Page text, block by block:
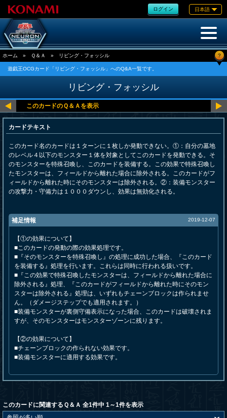
ログイン 日本語
ホーム » Ｑ＆Ａ » リビング・フォッシル ?
遊戯王OCGカード「リビング・フォッシル」へのQ&A一覧です。
リビング・フォッシル
カードテキスト
このカード名のカードは１ターンに１枚しか発動できない。①：自分の墓地
のレベル４以下のモンスター１体を対象としてこのカードを発動できる。そ
のモンスターを特殊召喚し、このカードを装備する。この効果で特殊召喚し
たモンスターは、フィールドから離れた場合に除外される。このカードがフ
ィールドから離れた時にそのモンスターは除外される。②：装備モンスター
の攻撃力・守備力は１０００ダウンし、効果は無効化される。
補足情報 2019-12-07
【①の効果について】
■このカードの発動の際の効果処理です。
■『そのモンスターを特殊召喚し』の処理に成功した場合、『このカード
を装備する』処理を行います。これらは同時に行われる扱いです。
■『この効果で特殊召喚したモンスターは、フィールドから離れた場合に
除外される』処理、『このカードがフィールドから離れた時にそのモン
スターは除外される』処理は、いずれもチェーンブロックは作られませ
ん。（ダメージステップでも適用されます。）
■装備モンスターが裏側守備表示になった場合、このカードは破壊されま
すが、そのモンスターはモンスターゾーンに残ります。
【②の効果について】
■チェーンブロックの作られない効果です。
■装備モンスターに適用する効果です。
このカードに関連するＱ＆Ａ 全1件中 1～1件を表示